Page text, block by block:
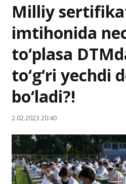
Milliy
imtihonida
to‘plasa
to‘g‘ri yechdi
bo‘ladi?!
2.02.2023 20:40